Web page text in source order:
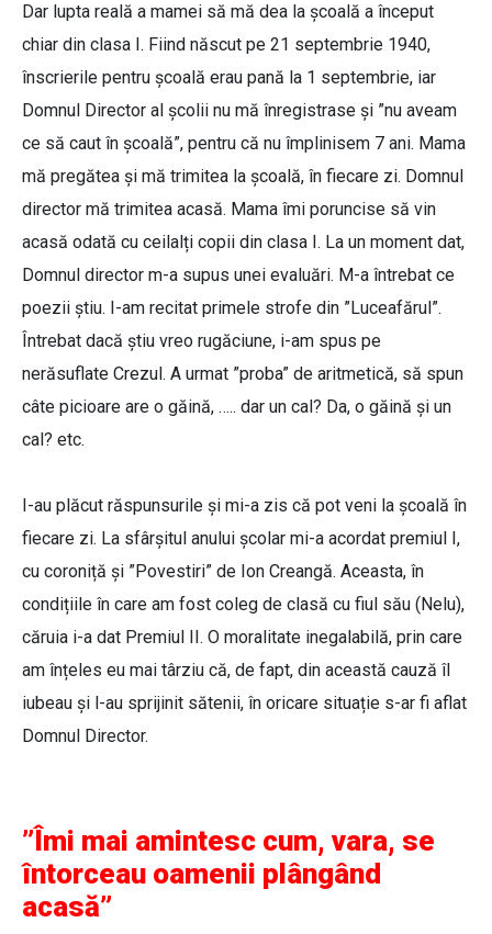
Dar lupta reală a mamei să mă dea la școală a început
chiar din clasa I. Fiind născut pe 21 septembrie 1940,
înscrierile pentru școală erau pană la 1 septembrie, iar
Domnul Director al școlii nu mă înregistrase și ”nu aveam
ce să caut în școală”, pentru că nu împlinisem 7 ani. Mama
mă pregătea și mă trimitea la școală, în fiecare zi. Domnul
director mă trimitea acasă. Mama îmi poruncise să vin
acasă odată cu ceilalți copii din clasa I. La un moment dat,
Domnul director m-a supus unei evaluări. M-a întrebat ce
poezii știu. I-am recitat primele strofe din ”Luceafărul”.
Întrebat dacă știu vreo rugăciune, i-am spus pe
nerăsuflate Crezul. A urmat ”proba” de aritmetică, să spun
câte picioare are o găină, ….. dar un cal? Da, o găină și un
cal? etc.
I-au plăcut răspunsurile și mi-a zis că pot veni la școală în
fiecare zi. La sfârșitul anului școlar mi-a acordat premiul I,
cu coroniță și ”Povestiri” de Ion Creangă. Aceasta, în
condițiile în care am fost coleg de clasă cu fiul său (Nelu),
căruia i-a dat Premiul II. O moralitate inegalabilă, prin care
am înțeles eu mai târziu că, de fapt, din această cauză îl
iubeau și l-au sprijinit sătenii, în oricare situație s-ar fi aflat
Domnul Director.
”Îmi mai amintesc cum, vara, se
întorceau oamenii plângând
acasă”